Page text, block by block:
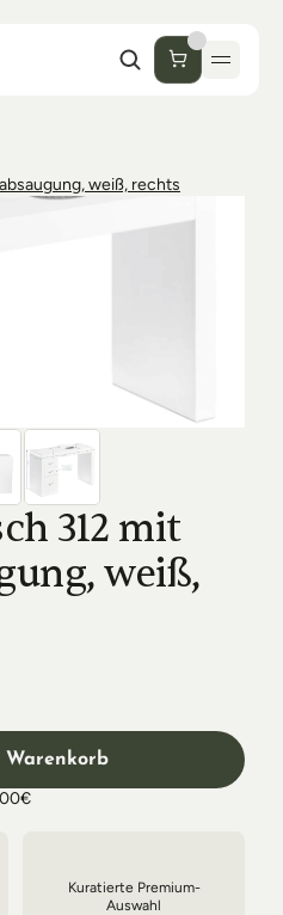
weiß, rechts
312 mit
weiß,
Warenkorb
Kuratierte Premium-
Auswahl